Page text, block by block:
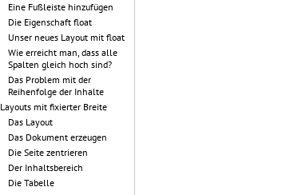
Eine Fußleiste hinzufügen
Die Eigenschaft float
Unser neues Layout mit float
Wie erreicht man, dass alle
Spalten gleich hoch sind?
Das Problem mit der
Reihenfolge der Inhalte
Layouts mit fixierter Breite
Das Layout
Das Dokument erzeugen
Die Seite zentrieren
Der Inhaltsbereich
Die Tabelle